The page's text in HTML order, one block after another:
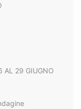
AL 29 GIUGNO